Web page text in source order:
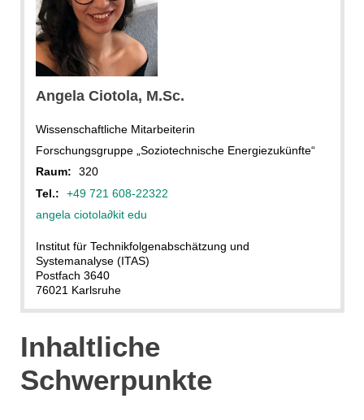
Angela Ciotola, M.Sc.
Wissenschaftliche Mitarbeiterin
Forschungsgruppe „Soziotechnische Energiezukünfte“
Raum:
320
Tel.:
+49 721 608-22322
angela ciotola∂kit edu
Institut für Technikfolgenabschätzung und
Systemanalyse (ITAS)
Postfach 3640
76021 Karlsruhe
Inhaltliche
Schwerpunkte